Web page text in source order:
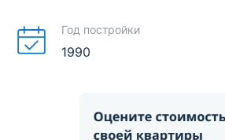
Год постройки
1990